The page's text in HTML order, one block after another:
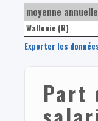
moyenne
Wallonie (R)
Exporter les
Part